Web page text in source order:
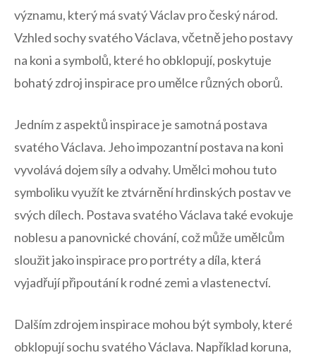
významu, který má svatý​ Václav⁣ pro český národ.
Vzhled sochy svatého Václava, ‌včetně jeho postavy
na⁢ koni ⁣a‍ symbolů,⁢ které ho ⁣obklopují, ⁢poskytuje
⁢bohatý zdroj ⁤inspirace pro umělce různých oborů.
Jedním z aspektů‍ inspirace ​je samotná postava
⁤svatého‌ Václava. Jeho‍ impozantní postava na ‍koni
vyvolává dojem⁢ síly‌ a odvahy. Umělci mohou tuto
symboliku využít ke ⁣ztvárnění hrdinských‌ postav ve
svých​ dílech. Postava svatého Václava také evokuje
noblesu a panovnické chování, což⁣ může ⁣umělcům⁤
sloužit jako inspirace‌ pro portréty a‌ díla, která‌
vyjadřují připoutání‍ k rodné zemi a vlastenectví.
Dalším zdrojem ‍inspirace‌ mohou být ⁢symboly, které
obklopují sochu svatého​ Václava. Například koruna,